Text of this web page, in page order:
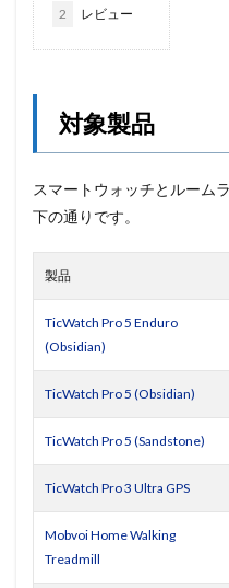
2 レビュー
対象製品
スマートウォッチとルーム
下の通りです。
製品
TicWatch Pro 5 Enduro
(Obsidian)
TicWatch Pro 5 (Obsidian)
TicWatch Pro 5 (Sandstone)
TicWatch Pro 3 Ultra GPS
Mobvoi Home Walking
Treadmill